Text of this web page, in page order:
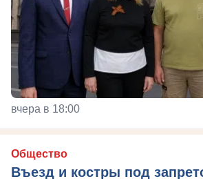
вчера в 18:00
Общество
Въезд и костры под